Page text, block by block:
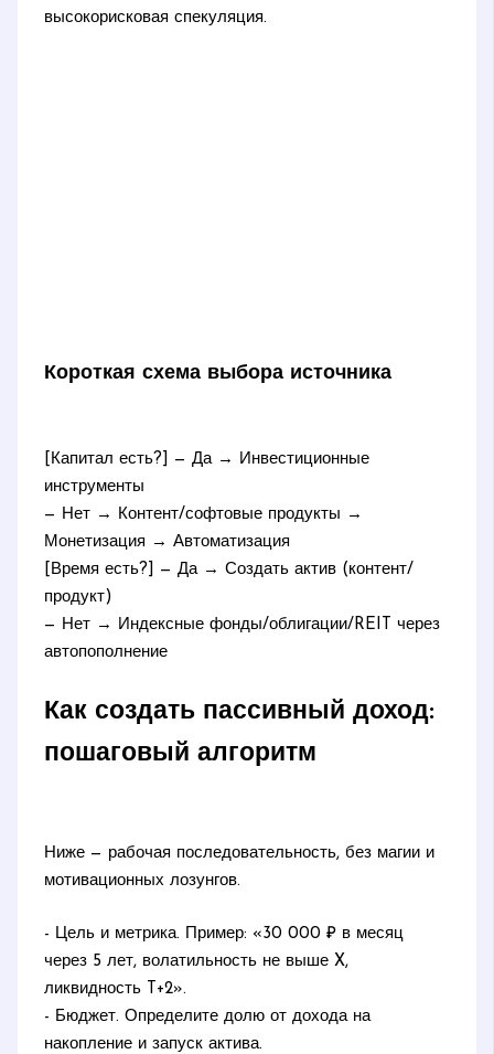
высокорисковая спекуляция.
Короткая схема выбора источника
[Капитал есть?] — Да → Инвестиционные
инструменты
— Нет → Контент/софтовые продукты →
Монетизация → Автоматизация
[Время есть?] — Да → Создать актив (контент/
продукт)
— Нет → Индексные фонды/облигации/REIT через
автопополнение
Как создать пассивный доход:
пошаговый алгоритм
Ниже — рабочая последовательность, без магии и
мотивационных лозунгов.
- Цель и метрика. Пример: «30 000 ₽ в месяц
через 5 лет, волатильность не выше X,
ликвидность T+2».
- Бюджет. Определите долю от дохода на
накопление и запуск актива.